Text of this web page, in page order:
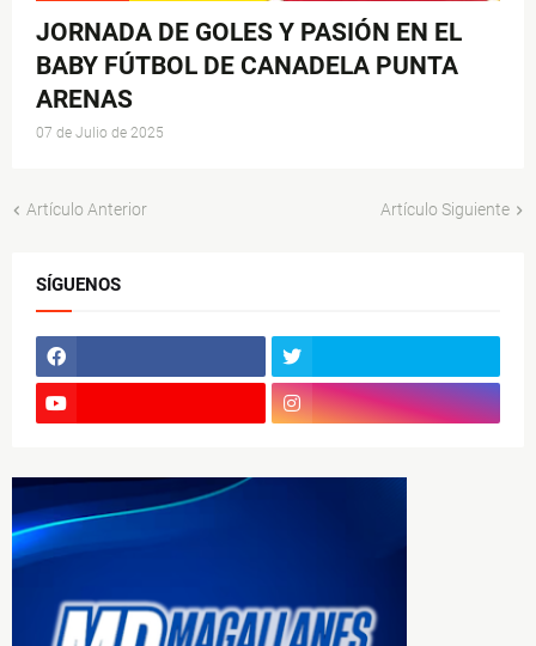
JORNADA DE GOLES Y PASIÓN EN EL
BABY FÚTBOL DE CANADELA PUNTA
ARENAS
07 de Julio de 2025
Artículo Anterior Artículo Siguiente
SÍGUENOS